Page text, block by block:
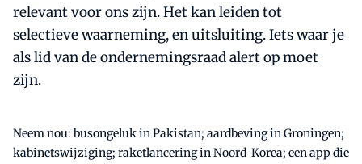
relevant voor ons zijn. Het kan leiden tot
selectieve waarneming, en uitsluiting. Iets waar je
als lid van de ondernemingsraad alert op moet
zijn.
Neem nou: busongeluk in Pakistan; aardbeving in Groningen;
kabinetswijziging; raketlancering in Noord-Korea; een app die